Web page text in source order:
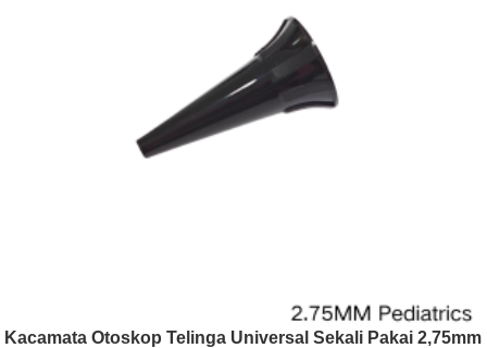
Kacamata Otoskop Telinga Universal Sekali Pakai 2,75mm